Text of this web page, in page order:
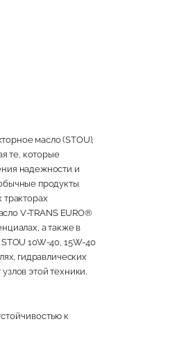
масло (STOU),
те, которые
надежности и
продукты
V-TRANS EURO®
а также в
10W-40, 15W-40
гидравлических
этой техники.
к